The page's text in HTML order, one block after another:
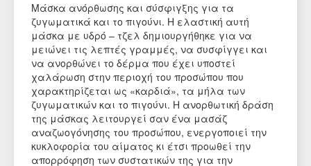
Μάσκα ανόρθωσης και σύσφιγξης για τα
ζυγωματικά και το πιγούνι. Η ελαστική αυτή
μάσκα με υδρό – τζελ δημιουργήθηκε για να
μειώνει τις λεπτές γραμμές, να συσφίγγει και
να ανορθώνει το δέρμα που έχει υποστεί
χαλάρωση στην περιοχή του προσώπου που
χαρακτηρίζεται ως «καρδιά», τα μήλα των
ζυγωματικών και το πιγούνι. Η ανορθωτική δράση
της μάσκας λειτουργεί σαν ένα μασάζ
αναζωογόνησης του προσώπου, ενεργοποιεί την
κυκλοφορία του αίματος κι έτσι προωθεί την
απορρόφηση των συστατικών της για την